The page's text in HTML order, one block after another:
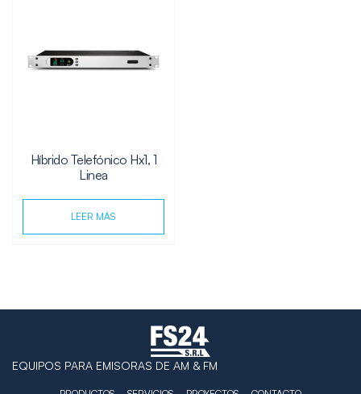
Híbrido Telefónico Hx1, 1
Linea
LEER MÁS
EQUIPOS PARA EMISORAS DE AM & FM